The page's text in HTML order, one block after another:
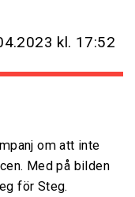
kl. 17:52
om att inte
Med på bilden
för Steg.